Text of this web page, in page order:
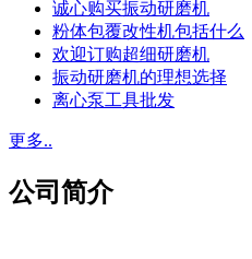
诚心购买振动研磨机
粉体包覆改性机包括什么
欢迎订购超细研磨机
振动研磨机的理想选择
离心泵工具批发
更多..
公司简介